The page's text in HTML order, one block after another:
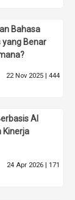
Bahasa
yang Benar
22 Nov 2025 | 444
AI
Kinerja
24 Apr 2026 | 171